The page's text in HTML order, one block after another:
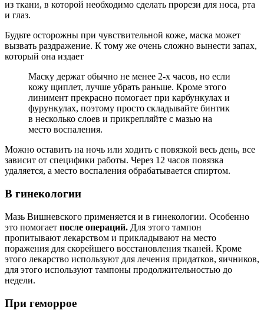
из ткани, в которой необходимо сделать прорези для носа, рта
и глаз.
Будьте осторожны при чувствительной коже, маска может
вызвать раздражение. К тому же очень сложно вынести запах,
который она издает
Маску держат обычно не менее 2-х часов, но если
кожу щиплет, лучше убрать раньше. Кроме этого
линимент прекрасно помогает при карбункулах и
фурункулах, поэтому просто складывайте бинтик
в несколько слоев и прикрепляйте с мазью на
место воспаления.
Можно оставить на ночь или ходить с повязкой весь день, все
зависит от специфики работы. Через 12 часов повязка
удаляется, а место воспаления обрабатывается спиртом.
В гинекологии
Мазь Вишневского применяется и в гинекологии. Особенно
это помогает после операций. Для этого тампон
пропитывают лекарством и прикладывают на место
поражения для скорейшего восстановления тканей. Кроме
этого лекарство используют для лечения придатков, яичников,
для этого используют тампоны продолжительностью до
недели.
При геморрое